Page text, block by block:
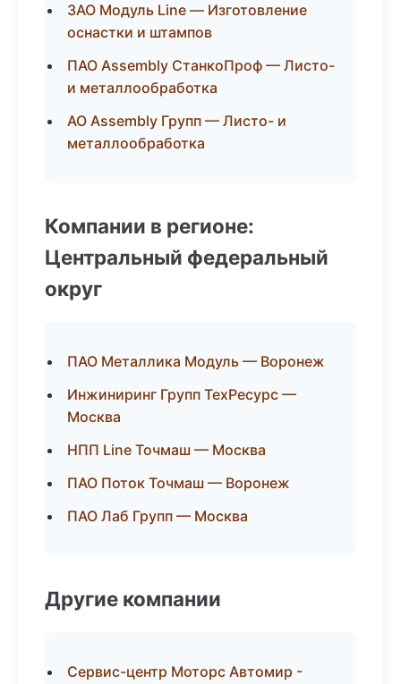
ЗАО Модуль Line — Изготовление
оснастки и штампов
ПАО Assembly СтанкоПроф — Листо-
и металлообработка
АО Assembly Групп — Листо- и
металлообработка
Компании в регионе:
Центральный федеральный
округ
ПАО Металлика Модуль — Воронеж
Инжиниринг Групп ТехРесурс —
Москва
НПП Line Точмаш — Москва
ПАО Поток Точмаш — Воронеж
ПАО Лаб Групп — Москва
Другие компании
Сервис-центр Моторс Автомир -